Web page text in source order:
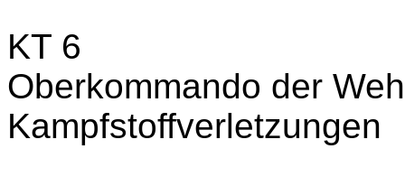
KT 6
Oberkommando der
Kampfstoffverletzungen